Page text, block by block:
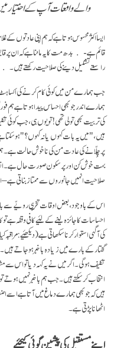
والے واقعات آپ کے اختیار
ایسا اکثر محسوس ہوتا ہے کہ ہم اپنی عادتوں
قائم ہے - بدھ مت کا یہ ماننا ہے کہ ان پر
راستے تشکیل دینے کی صلاحیت رکھتے ہیں۔
جب ہمارے من میں کوئی کام کرنے کی اکساہٹ
ہمارے اندر جو بھی احساس پیدا ہوتا ہے ہم
کی تربیت بھی تو لی تھی! تو یوں ہی، جب کوئی
ہیں،"میں یہ بات کہوں یا نہ کہوں؟" ہو سکتا ہے
پر چِلّانے کی عادت من کی ناخوش حالت ہے۔
بہت خوش کن اور پر سکون صورت حال ہے۔
صلاحیت انہیں جانوروں سے ممتاز بناتی
اس کے باوجود، بعض اوقات تخریبی رویّے سے
احساسات کا جائزہ لینے کے لئیے کافی وقفہ
کی آگہی استوار کرنا سکھاتی ہے (دیکھئیے:
گفتار کے بارے میں زیادہ باخبر ہو جاتے ہیں۔
تکلیف ہو گی۔ اگر میں نے یہ کہہ دیا تو اس
انتخاب کر سکتے ہیں۔ جب ہم باخبر نہیں
ہیں کہ جو بھی ہمارے دماغ میں آتا ہے اسے
اٹھانا پڑتی ہے۔
اپنے مستقبل کی پیشین گوئی کیجئیے